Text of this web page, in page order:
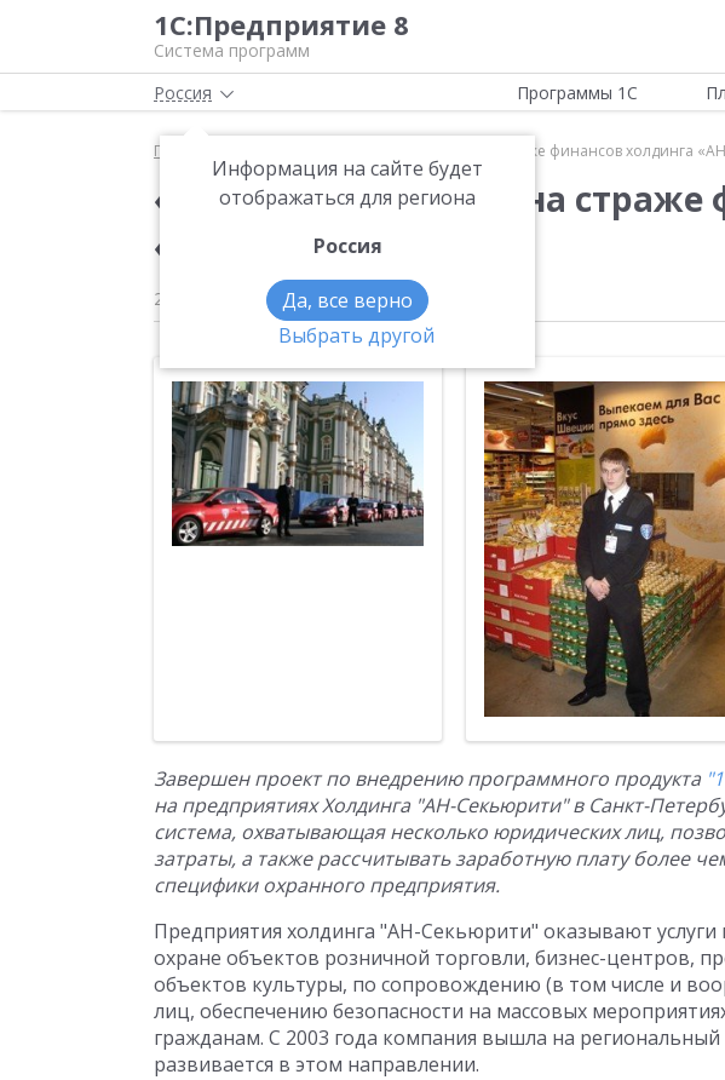
1С:Предприятие 8
Система программ
Россия
Информация на сайте будет
отображаться для региона
Россия
Да, все верно
Выбрать другой
Программы 1С
Главная «1С:Предприятие 8» на страже финансов холдинга
«1С:Предприятие 8» на страже
«АН-Секьюрити»
27.04.2010
Завершен проект по внедрению программного продукта
на предприятиях Холдинга "АН-Секьюрити" в Санкт-
система, охватывающая несколько юридических лиц,
затраты, а также рассчитывать заработную плату более
специфики охранного предприятия.
Предприятия холдинга "АН-Секьюрити" оказывают услуги
охране объектов розничной торговли, бизнес-центров,
объектов культуры, по сопровождению (в том числе и
лиц, обеспечению безопасности на массовых
гражданам. С 2003 года компания вышла на
развивается в этом направлении.